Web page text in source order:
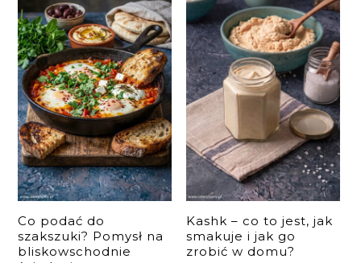
Co podać do
szakszuki? Pomysł na
bliskowschodnie
Kashk – co to jest, jak
smakuje i jak go
zrobić w domu?